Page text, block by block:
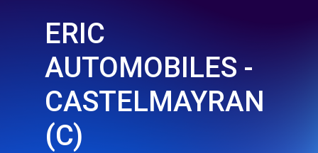
ERIC
AUTOMOBILES -
CASTELMAYRAN
(C)